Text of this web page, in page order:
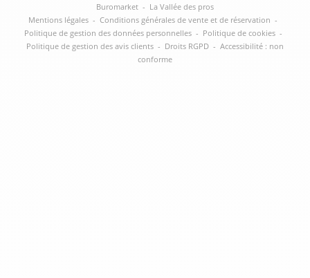
Buromarket - La Vallée des pros
Mentions légales - Conditions générales de vente et de réservation -
Politique de gestion des données personnelles - Politique de cookies -
Politique de gestion des avis clients - Droits RGPD - Accessibilité : non
conforme